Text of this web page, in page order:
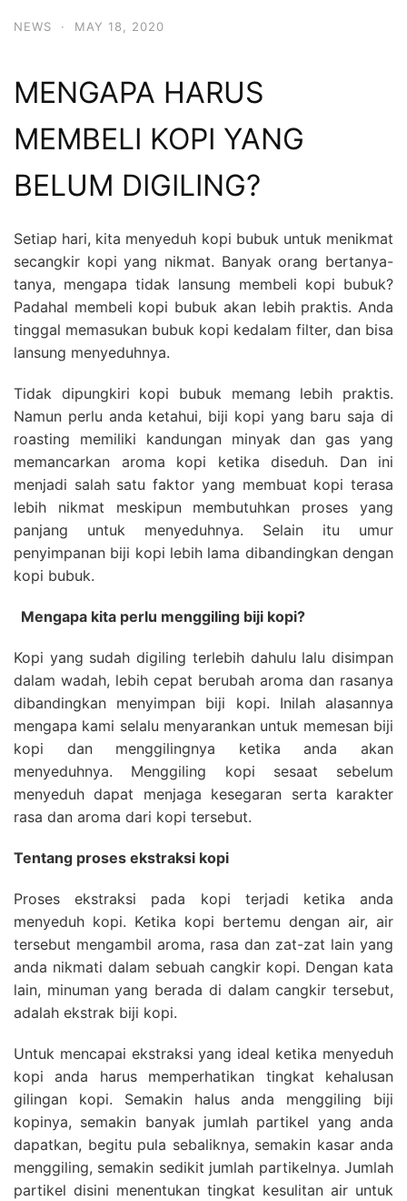
NEWS · MAY 18, 2020
MENGAPA HARUS
MEMBELI KOPI YANG
BELUM DIGILING?
Setiap hari, kita menyeduh kopi bubuk untuk menikmat
secangkir kopi yang nikmat. Banyak orang bertanya-
tanya, mengapa tidak lansung membeli kopi bubuk?
Padahal membeli kopi bubuk akan lebih praktis. Anda
tinggal memasukan bubuk kopi kedalam filter, dan bisa
lansung menyeduhnya.
Tidak dipungkiri kopi bubuk memang lebih praktis.
Namun perlu anda ketahui, biji kopi yang baru saja di
roasting memiliki kandungan minyak dan gas yang
memancarkan aroma kopi ketika diseduh. Dan ini
menjadi salah satu faktor yang membuat kopi terasa
lebih nikmat meskipun membutuhkan proses yang
panjang untuk menyeduhnya. Selain itu umur
penyimpanan biji kopi lebih lama dibandingkan dengan
kopi bubuk.
Mengapa kita perlu menggiling biji kopi?
Kopi yang sudah digiling terlebih dahulu lalu disimpan
dalam wadah, lebih cepat berubah aroma dan rasanya
dibandingkan menyimpan biji kopi. Inilah alasannya
mengapa kami selalu menyarankan untuk memesan biji
kopi dan menggilingnya ketika anda akan
menyeduhnya. Menggiling kopi sesaat sebelum
menyeduh dapat menjaga kesegaran serta karakter
rasa dan aroma dari kopi tersebut.
Tentang proses ekstraksi kopi
Proses ekstraksi pada kopi terjadi ketika anda
menyeduh kopi. Ketika kopi bertemu dengan air, air
tersebut mengambil aroma, rasa dan zat-zat lain yang
anda nikmati dalam sebuah cangkir kopi. Dengan kata
lain, minuman yang berada di dalam cangkir tersebut,
adalah ekstrak biji kopi.
Untuk mencapai ekstraksi yang ideal ketika menyeduh
kopi anda harus memperhatikan tingkat kehalusan
gilingan kopi. Semakin halus anda menggiling biji
kopinya, semakin banyak jumlah partikel yang anda
dapatkan, begitu pula sebaliknya, semakin kasar anda
menggiling, semakin sedikit jumlah partikelnya. Jumlah
partikel disini menentukan tingkat kesulitan air untuk